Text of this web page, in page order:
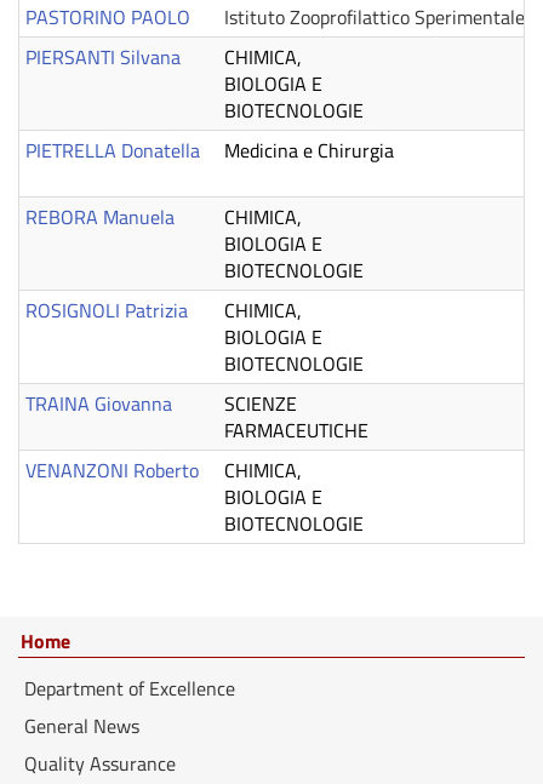
PASTORINO PAOLO
Istituto Zooprofilattico Sperimentale
PIERSANTI Silvana
CHIMICA,
BIOLOGIA E
BIOTECNOLOGIE
PIETRELLA Donatella
Medicina e Chirurgia
REBORA Manuela
CHIMICA,
BIOLOGIA E
BIOTECNOLOGIE
ROSIGNOLI Patrizia
CHIMICA,
BIOLOGIA E
BIOTECNOLOGIE
TRAINA Giovanna
SCIENZE
FARMACEUTICHE
VENANZONI Roberto
CHIMICA,
BIOLOGIA E
BIOTECNOLOGIE
Home
Department of Excellence
General News
Quality Assurance